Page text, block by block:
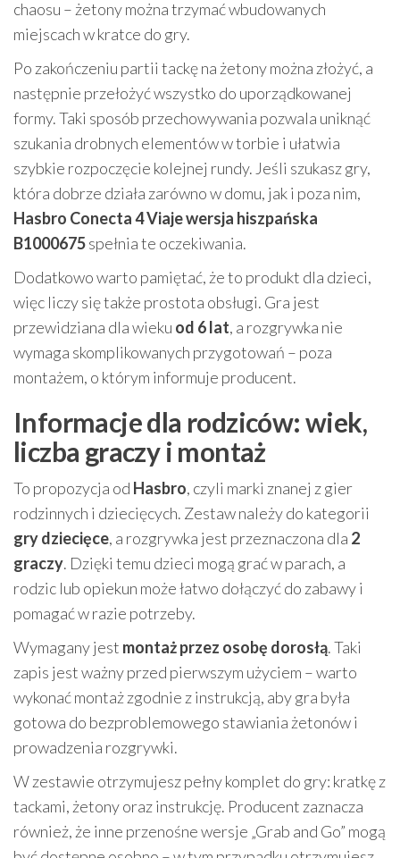
chaosu – żetony można trzymać wbudowanych
miejscach w kratce do gry.
Po zakończeniu partii tackę na żetony można złożyć, a
następnie przełożyć wszystko do uporządkowanej
formy. Taki sposób przechowywania pozwala uniknąć
szukania drobnych elementów w torbie i ułatwia
szybkie rozpoczęcie kolejnej rundy. Jeśli szukasz gry,
która dobrze działa zarówno w domu, jak i poza nim,
Hasbro Conecta 4 Viaje wersja hiszpańska
B1000675spełnia te oczekiwania.
Dodatkowo warto pamiętać, że to produkt dla dzieci,
więc liczy się także prostota obsługi. Gra jest
przewidziana dla wieku od 6 lat, a rozgrywka nie
wymaga skomplikowanych przygotowań – poza
montażem, o którym informuje producent.
Informacje dla rodziców: wiek,
liczba graczy i montaż
To propozycja od Hasbro, czyli marki znanej z gier
rodzinnych i dziecięcych. Zestaw należy do kategorii
gry dziecięce, a rozgrywka jest przeznaczona dla 2
graczy. Dzięki temu dzieci mogą grać w parach, a
rodzic lub opiekun może łatwo dołączyć do zabawy i
pomagać w razie potrzeby.
Wymagany jest montaż przez osobę dorosłą. Taki
zapis jest ważny przed pierwszym użyciem – warto
wykonać montaż zgodnie z instrukcją, aby gra była
gotowa do bezproblemowego stawiania żetonów i
prowadzenia rozgrywki.
W zestawie otrzymujesz pełny komplet do gry: kratkę z
tackami, żetony oraz instrukcję. Producent zaznacza
również, że inne przenośne wersje „Grab and Go” mogą